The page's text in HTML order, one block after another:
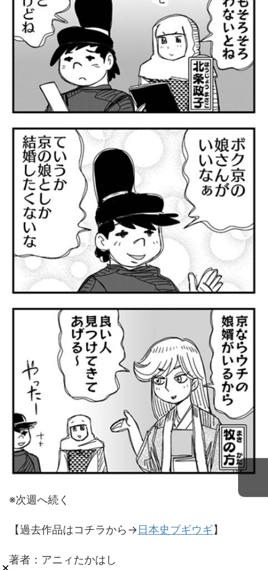
※次週へ続く
【過去作品はコチラから→日本史ブギウギ】
著者：アニィたかはし